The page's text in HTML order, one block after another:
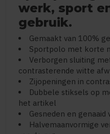
werk, sport
gebruik.
Gemaakt van 100%
Sportpolo met korte
Verborgen sluiting
contrasterende witte
Zijopeningen in
Dubbele stiksels op
het artikel
Gesneden en
Halvemaanvormige